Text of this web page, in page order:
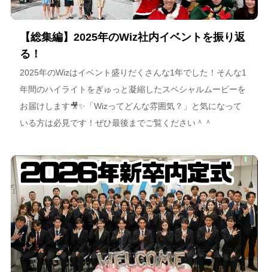
【総集編】2025年のWiz社内イベントを振り返
る！
2025年のWizはイベント盛りだくさんな1年でした！そんな1
年間のハイライトをぎゅっと凝縮したスペシャルムービーを
お届けします🎥✨「Wizってどんな雰囲気？」と気になって
いる方は必見です！ぜひ最後までご覧ください＾＾